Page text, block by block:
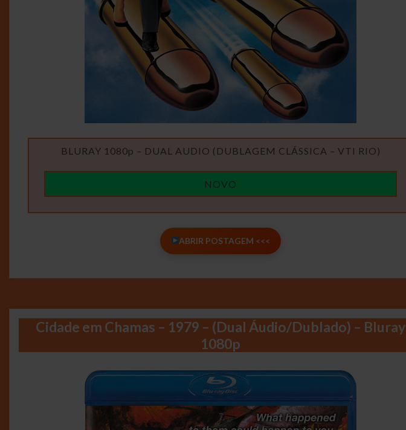
BLURAY 1080p – DUAL AUDIO (DUBLAGEM CLÁSSICA – VTI RIO)
NOVO
ABRIR POSTAGEM <<<
Cidade em Chamas – 1979 – (Dual Áudio/Dublado) – Bluray
1080p